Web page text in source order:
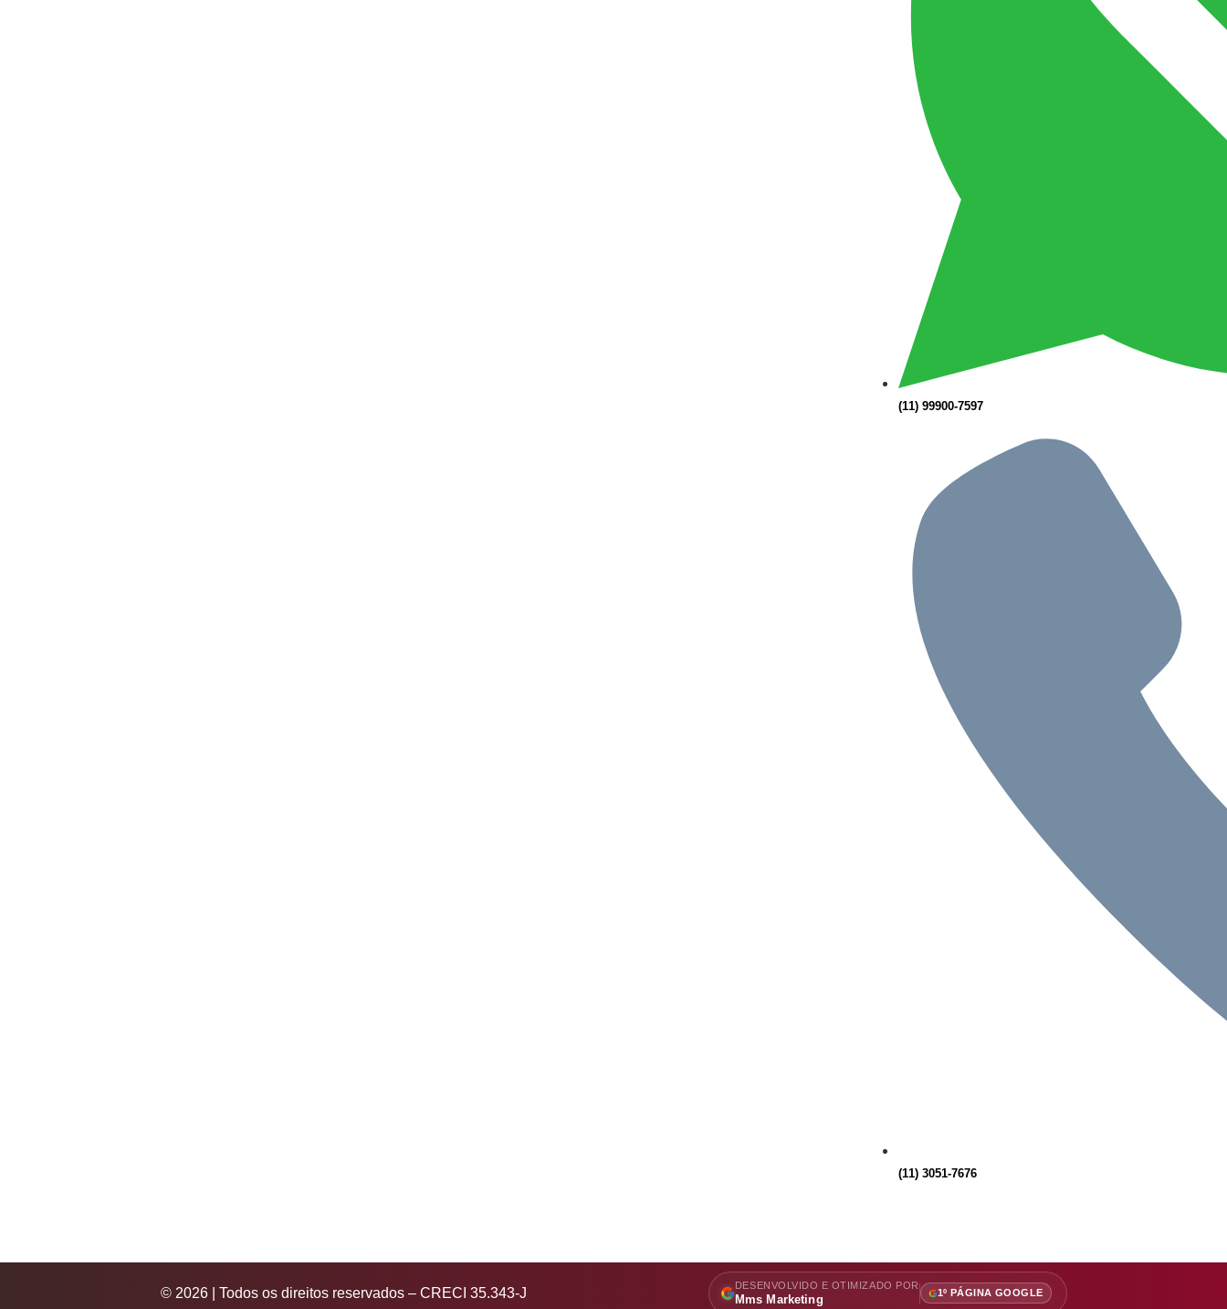
(11) 99900-7597
(11) 3051-7676
© 2026 | Todos os direitos reservados – CRECI 35.343-J DESENVOLVIDO E OTIMIZADO POR
Mms Marketing 1º PÁGINA GOOGLE